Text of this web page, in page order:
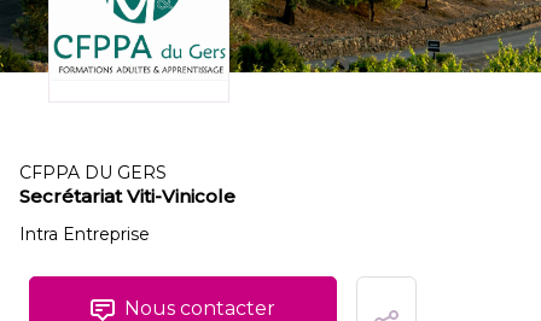
CFPPA DU GERS
Secrétariat Viti-Vinicole
Intra Entreprise
Nous contacter